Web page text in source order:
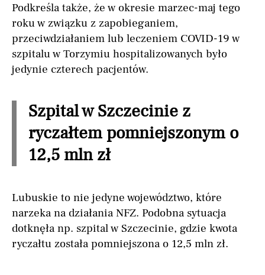
Podkreśla także, że w okresie marzec-maj tego
roku w związku z zapobieganiem,
przeciwdziałaniem lub leczeniem COVID-19 w
szpitalu w Torzymiu hospitalizowanych było
jedynie czterech pacjentów.
Szpital w Szczecinie z
ryczałtem pomniejszonym o
12,5 mln zł
Lubuskie to nie jedyne województwo, które
narzeka na działania NFZ. Podobna sytuacja
dotknęła np. szpital w Szczecinie, gdzie kwota
ryczałtu została pomniejszona o 12,5 mln zł.